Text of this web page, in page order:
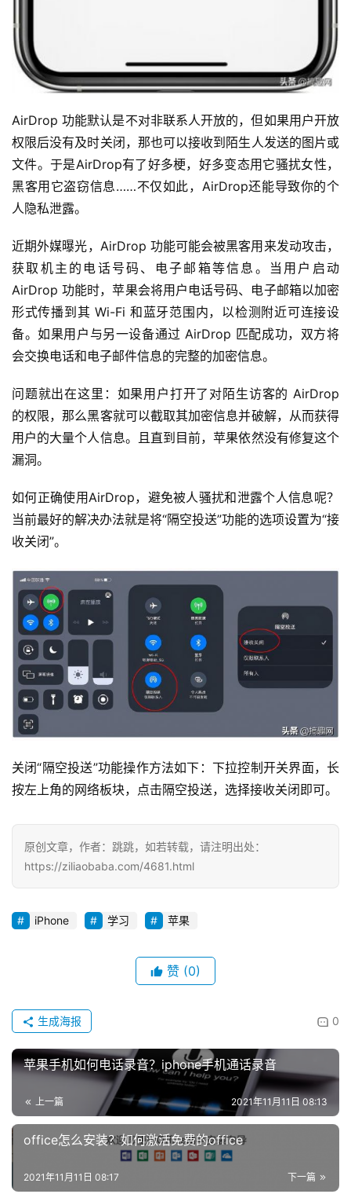
投
稿
每
好
诗
AirDrop 功能默认是不对非联系人开放的，但如果用户开放
权限后没有及时关闭，那也可以接收到陌生人发送的图片或
文件。于是AirDrop有了好多梗，好多变态用它骚扰女性，
黑客用它盗窃信息……不仅如此，AirDrop还能导致你的个
人隐私泄露。
近期外媒曝光，AirDrop 功能可能会被黑客用来发动攻击，
获取机主的电话号码、电子邮箱等信息。当用户启动
AirDrop 功能时，苹果会将用户电话号码、电子邮箱以加密
形式传播到其 Wi-Fi 和蓝牙范围内，以检测附近可连接设
备。如果用户与另一设备通过 AirDrop 匹配成功，双方将
会交换电话和电子邮件信息的完整的加密信息。
问题就出在这里：如果用户打开了对陌生访客的 AirDrop
的权限，那么黑客就可以截取其加密信息并破解，从而获得
用户的大量个人信息。且直到目前，苹果依然没有修复这个
漏洞。
如何正确使用AirDrop，避免被人骚扰和泄露个人信息呢？
当前最好的解决办法就是将“隔空投送”功能的选项设置为“接
收关闭”。
关闭“隔空投送”功能操作方法如下：下拉控制开关界面，长
按左上角的网络板块，点击隔空投送，选择接收关闭即可。
原创文章，作者：跳跳，如若转载，请注明出处：
https://ziliaobaba.com/4681.html
iPhone 学习 苹果
赞 (0)
0
生成海报
苹果手机如何电话录音？iphone手机通话录音
上一篇 2021年11月11日 08:13
office怎么安装？如何激活免费的office
下一篇
2021年11月11日 08:17